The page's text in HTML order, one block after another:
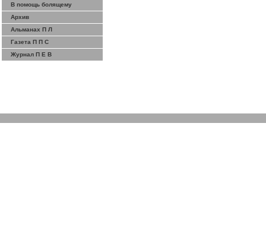
В помощь болящему
Архив
Альманах П Л
Газета П П С
Журнал П Е В